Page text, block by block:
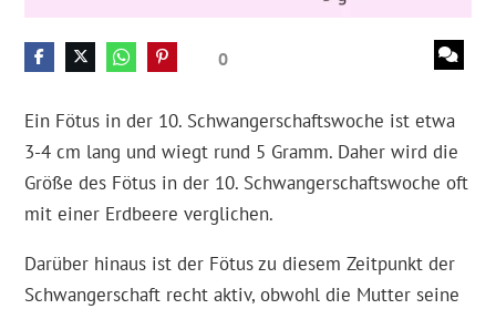
0
Ein Fötus in der 10. Schwangerschaftswoche ist etwa
3-4 cm lang und wiegt rund 5 Gramm. Daher wird die
Größe des Fötus in der 10. Schwangerschaftswoche oft
mit einer Erdbeere verglichen.
Darüber hinaus ist der Fötus zu diesem Zeitpunkt der
Schwangerschaft recht aktiv, obwohl die Mutter seine